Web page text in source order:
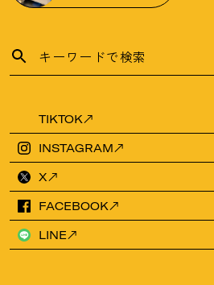
TIKTOK
INSTAGRAM
X
FACEBOOK
LINE